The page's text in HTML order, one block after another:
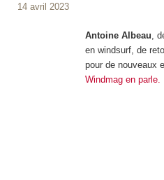
14 avril 2023
Antoine Albeau ,
en windsurf, de
pour de nouveaux
Windmag en parle.